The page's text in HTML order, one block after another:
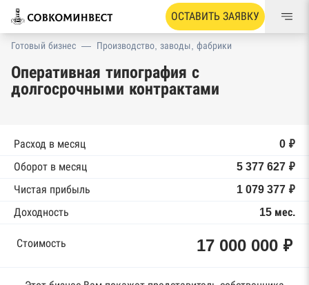
ОСТАВИТЬ ЗАЯВКУ
Готовый бизнес — Производство, заводы, фабрики
Оперативная типография с
долгосрочными контрактами
Расход в месяц
0 ₽
Оборот в месяц
5 377 627 ₽
Чистая прибыль
1 079 377 ₽
Доходность
15 мес.
Стоимость 17 000 000 ₽